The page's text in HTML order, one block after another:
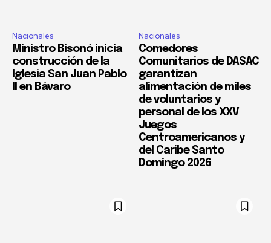
Nacionales
Ministro Bisonó inicia
construcción de la
Iglesia San Juan Pablo
II en Bávaro
Nacionales
Comedores
Comunitarios de DASAC
garantizan
alimentación de miles
de voluntarios y
personal de los XXV
Juegos
Centroamericanos y
del Caribe Santo
Domingo 2026